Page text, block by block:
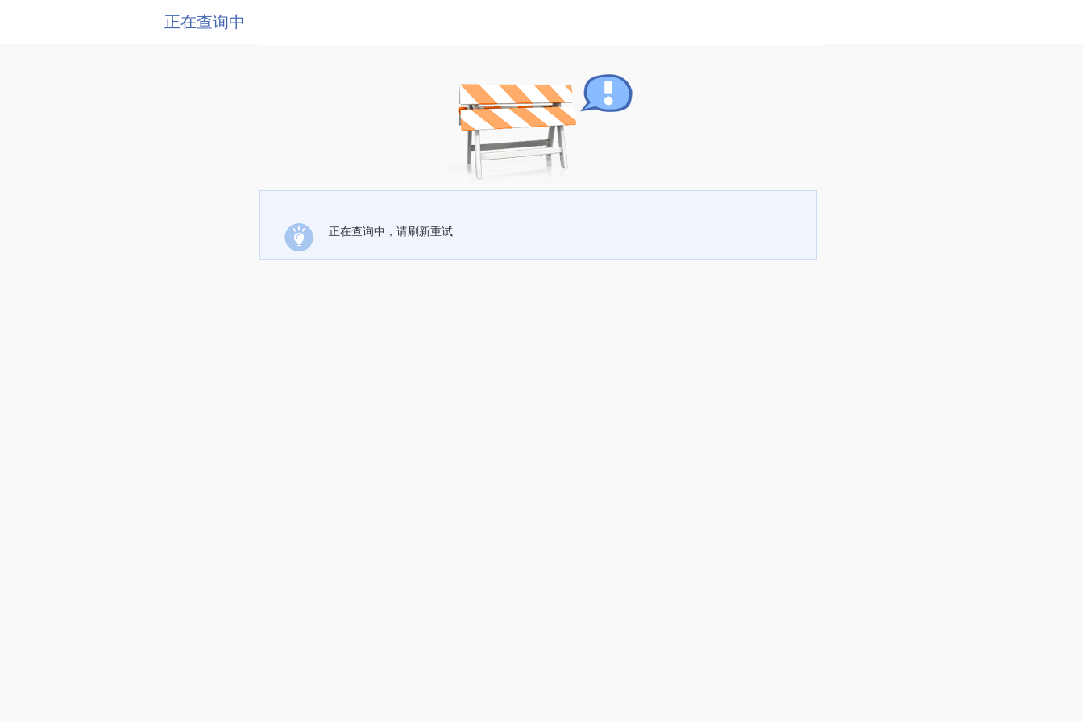
正在查询中
正在查询中，请刷新重试